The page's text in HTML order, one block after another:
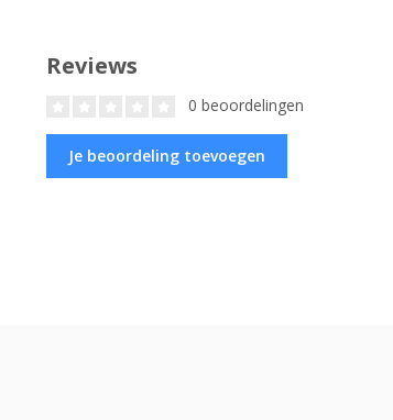
Reviews
0 beoordelingen
Je beoordeling toevoegen